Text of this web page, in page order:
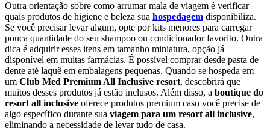
Outra orientação sobre como arrumar mala de viagem é verificar
quais produtos de higiene e beleza sua hospedagem disponibiliza.
Se você precisar levar algum, opte por kits menores para carregar
pouca quantidade do seu shampoo ou condicionador favorito. Outra
dica é adquirir esses itens em tamanho miniatura, opção já
disponível em muitas farmácias. É possível comprar desde pasta de
dente até laquê em embalagens pequenas. Quando se hospeda em
um Club Med Premium All Inclusive resort, descobrirá que
muitos desses produtos já estão inclusos. Além disso, a boutique do
resort all inclusive oferece produtos premium caso você precise de
algo específico durante sua viagem para um resort all inclusive,
eliminando a necessidade de levar tudo de casa.